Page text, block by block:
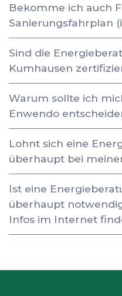
Bekomme ich auch
Sanierungsfahrplan
Sind die
Kumhausen
Warum sollte ich
Enwendo
Lohnt sich eine
überhaupt bei
Ist eine
überhaupt
Infos im Internet